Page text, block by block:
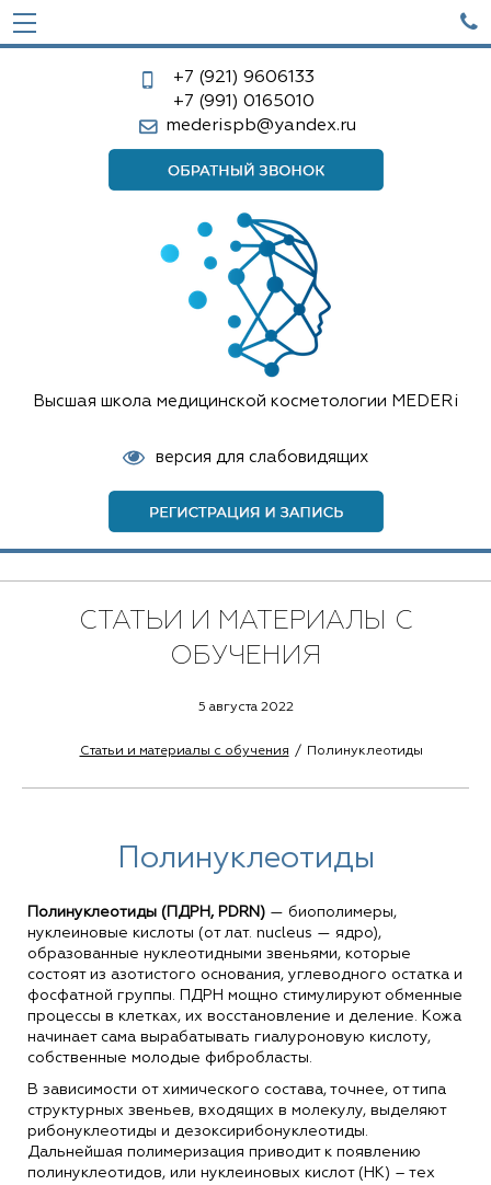

+7 (921) 9606133
+7 (991) 0165010
mederispb@yandex.ru
Высшая школа медицинской косметологии MEDERi
версия для слабовидящих
СТАТЬИ И МАТЕРИАЛЫ С
ОБУЧЕНИЯ
5 августа 2022
Статьи и материалы с обучения Полинуклеотиды
Полинуклеотиды
Полинуклеотиды (ПДРН, PDRN) — биополимеры,
нуклеиновые кислоты (от лат. nucleus — ядро),
образованные нуклеотидными звеньями, которые
состоят из азотистого основания, углеводного остатка и
фосфатной группы. ПДРН мощно стимулируют обменные
процессы в клетках, их восстановление и деление. Кожа
начинает сама вырабатывать гиалуроновую кислоту,
собственные молодые фибробласты.
В зависимости от химического состава, точнее, от типа
структурных звеньев, входящих в молекулу, выделяют
рибонуклеотиды и дезоксирибонуклеотиды.
Дальнейшая полимеризация приводит к появлению
полинуклеотидов, или нуклеиновых кислот (НК) – тех